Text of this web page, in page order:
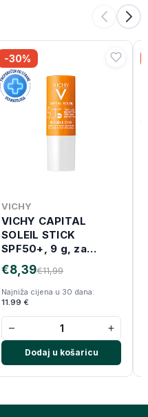
-30%
VICHY
VICHY CAPITAL
SOLEIL STICK
SPF50+, 9 g, za
zaštitu od sunca za
osjetljiva područja
€11,99
€8,39
Najniža cijena u 30 dana:
11.99 €
− +
Dodaj u košaricu